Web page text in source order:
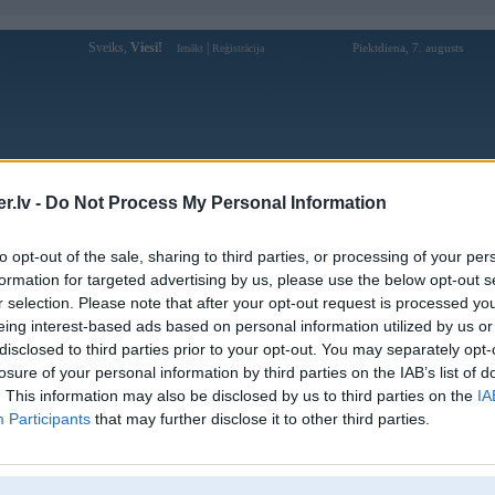
- Do Not Process My Personal Information
opt-out of the sale, sharing to third parties, or processing of your
for targeted advertising by us, please use the below opt-out
selection. Please note that after your opt-out request is processed
interest-based ads based on personal information utilized by us
to third parties prior to your opt-out. You may separately
of your personal information by third parties on the IAB’s list of
This information may also be disclosed by us to third parties on the
Participants that may further disclose it to other third parties.
Sveiks, Viesi! Ienākt Reģistrācija Piektdiena, 7. augusts
Forums Galerijas Reģistrācija Lietotāji
Lietotāja kaplis13 profils
Pēdējo reizi manīts: 05. Oct 2013, 14:16
Lietotājvārds:
kaplis13
Ziņojumi forumā:
3
[Pēdējie ziņojumi forumā]